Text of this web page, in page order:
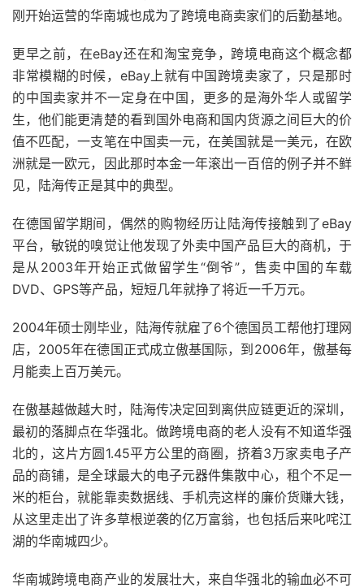
刚开始运营的华南城也成为了跨境电商卖家们的后勤基地。
更早之前，在eBay还在和淘宝竞争，跨境电商这个概念都
非常模糊的时候，eBay上就有中国跨境卖家了，只是那时
的中国卖家并不一定身在中国，更多的是海外华人或留学
生，他们能更清楚的看到国外电商和国内货源之间巨大的价
值不匹配，一支笔在中国卖一元，在美国就是一美元，在欧
洲就是一欧元，因此那时本金一年滚出一百倍的例子并不鲜
见，陆海传正是其中的典型。
在德国留学期间，偶然的购物经历让陆海传接触到了eBay
平台，敏锐的嗅觉让他发现了外卖中国产品巨大的商机，于
是从2003年开始正式做留学生“倒爷”，售卖中国的车载
DVD、GPS等产品，短短几年就挣了将近一千万元。
2004年硕士刚毕业，陆海传就雇了6个德国员工帮他打理网
店，2005年在德国正式成立傲基国际，到2006年，傲基每
月能卖上百万美元。
在傲基越做越大时，陆海传决定回到离供应链更近的深圳，
最初的落脚点在华强北。做跨境电商的老人没有不知道华强
北的，这片方圆1.45平方公里的商圈，挤着3万家卖电子产
品的商铺，是全球最大的电子元器件集散中心，租个不足一
米的柜台，就能靠卖数据线、手机壳这样的廉价货赚大钱，
从这里走出了许多草根逆袭的亿万富翁，也包括后来叱咤江
湖的华南城四少。
华南城跨境电商产业的发展壮大，来自华强北的输血必不可